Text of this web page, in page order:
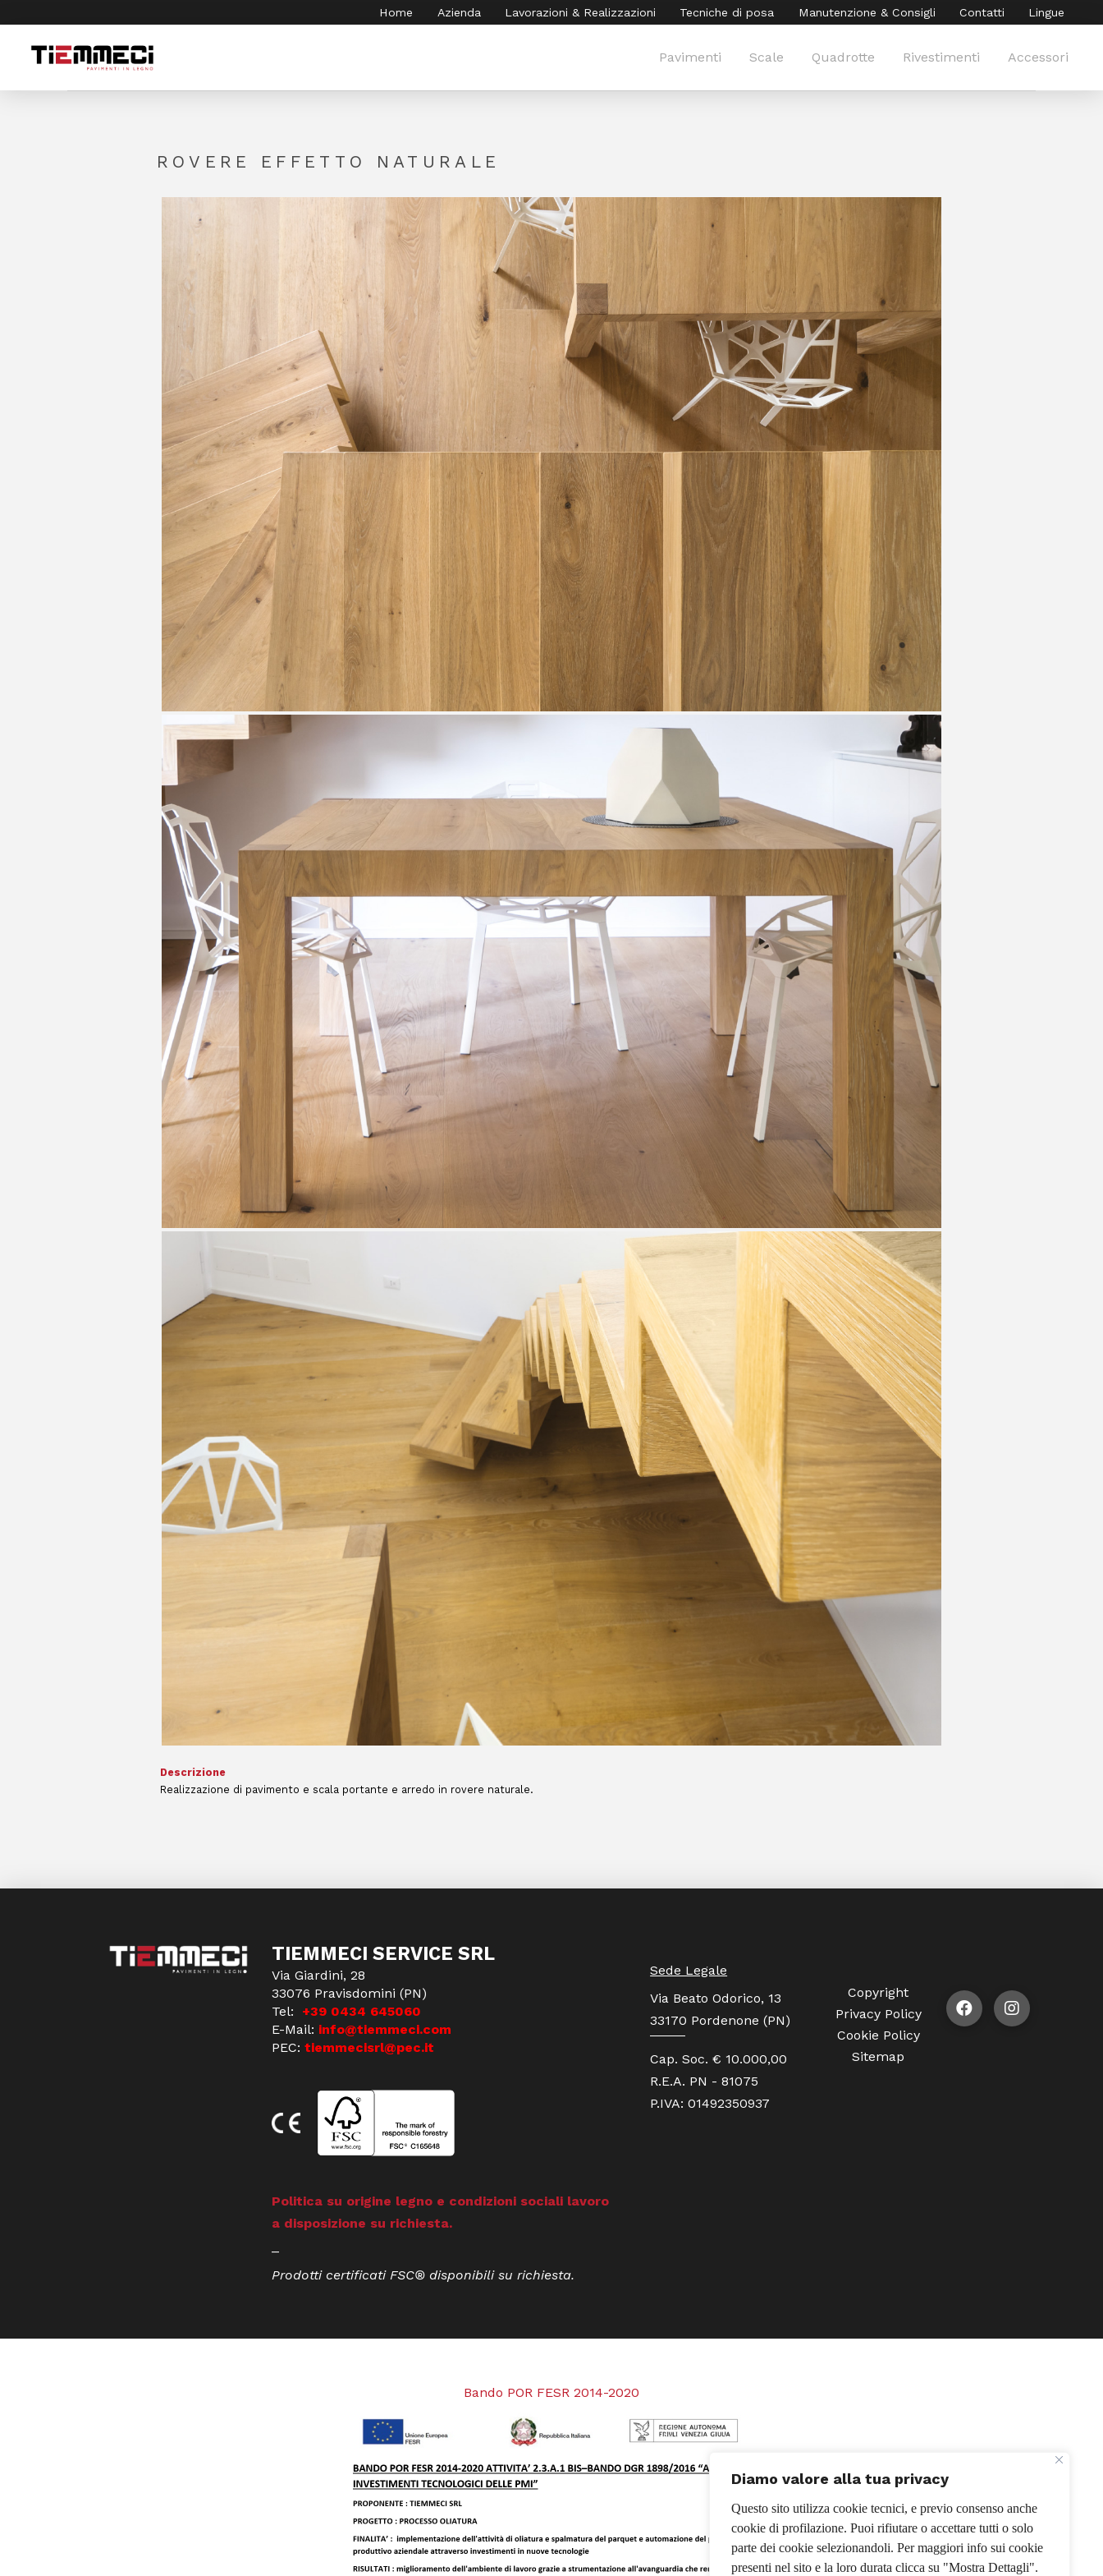
Diamo valore alla tua privacy
Questo sito utilizza cookie tecnici, e previo consenso anche
cookie di profilazione. Puoi rifiutare o accettare tutti o solo
parte dei cookie selezionandoli. Per maggiori info sui cookie
presenti nel sito e la loro durata clicca su "Mostra Dettagli".
Home Azienda Lavorazioni & Realizzazioni Tecniche di posa Manutenzione & Consigli Contatti Lingue
Pavimenti Scale Quadrotte Rivestimenti Accessori
ROVERE EFFETTO NATURALE
Descrizione
Realizzazione di pavimento e scala portante e arredo in rovere naturale.
TIEMMECI SERVICE SRL
Via Giardini, 28
33076 Pravisdomini (PN)
Tel:
+39 0434 645060
E-Mail: info@tiemmeci.com
PEC: tiemmecisrl@pec.it
Politica su origine legno e condizioni sociali lavoro
a disposizione su richiesta.
Prodotti certificati FSC® disponibili su richiesta.
Sede Legale
Via Beato Odorico, 13
33170 Pordenone (PN)
Cap. Soc. € 10.000,00
R.E.A. PN - 81075
P.IVA: 01492350937
Copyright
Privacy Policy
Cookie Policy
Sitemap
Bando POR FESR 2014-2020